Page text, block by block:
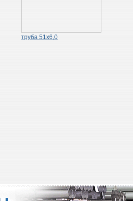
труба 51х6,0